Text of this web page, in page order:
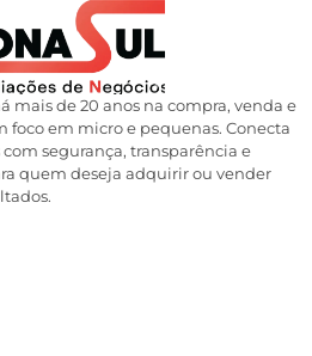
mais de 20 anos na compra, venda e
foco em micro e pequenas. Conecta
segurança, transparência e
quem deseja adquirir ou vender